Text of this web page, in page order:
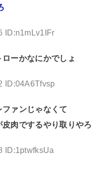
ID:n1mLv1IFr
ーかなにかでしょ
ID:04A6Tfvsp
ァンじゃなくて
肉でするやり取りやろ
ID:1ptwfksUa